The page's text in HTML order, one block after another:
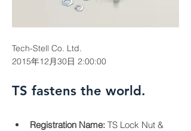
Tech-Stell Co. Ltd.
2015年12月30日 2:00:00
TS fastens the world.
Registration Name: TS Lock Nut &